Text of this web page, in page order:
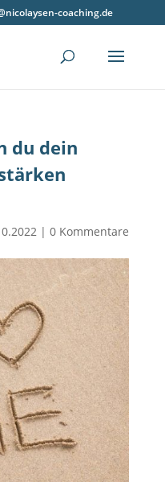
coaching.de
du dein
| 0 Kommentare